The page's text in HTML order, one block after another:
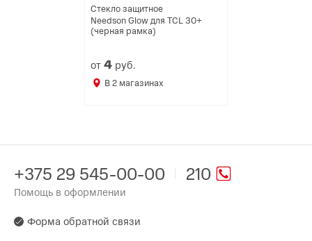
Стекло защитное
Needson Glow для TCL 30+
(черная рамка)
от4 руб.
В2 магазинах
210
+375 29 545-00-00
Помощь в оформлении
Форма обратной связи